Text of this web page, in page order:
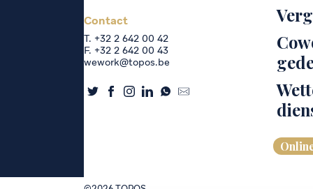
Contact
T. +32 2 642 00 42
F. +32 2 642 00 43
wework@topos.be